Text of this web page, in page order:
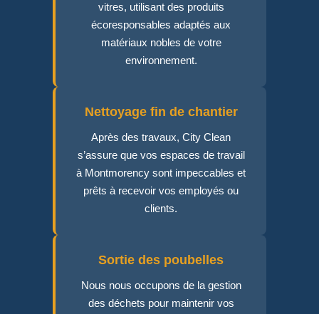
vitres, utilisant des produits
écoresponsables adaptés aux
matériaux nobles de votre
environnement.
Nettoyage fin de chantier
Après des travaux, City Clean
s’assure que vos espaces de travail
à Montmorency sont impeccables et
prêts à recevoir vos employés ou
clients.
Sortie des poubelles
Nous nous occupons de la gestion
des déchets pour maintenir vos